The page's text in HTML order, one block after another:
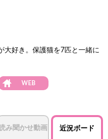
大好き。保護猫を7匹と一緒に
WEB
み聞かせ動画 近況ボード